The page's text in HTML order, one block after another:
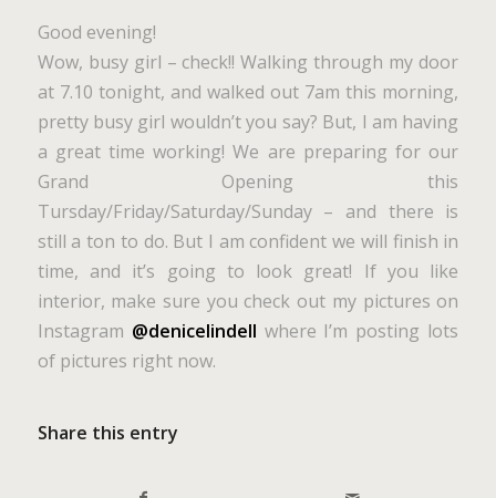
Good evening!
Wow, busy girl – check!! Walking through my door
at 7.10 tonight, and walked out 7am this morning,
pretty busy girl wouldn’t you say? But, I am having
a great time working! We are preparing for our
Grand Opening this
Tursday/Friday/Saturday/Sunday – and there is
still a ton to do. But I am confident we will finish in
time, and it’s going to look great! If you like
interior, make sure you check out my pictures on
Instagram @denicelindell where I’m posting lots
of pictures right now.
Share this entry